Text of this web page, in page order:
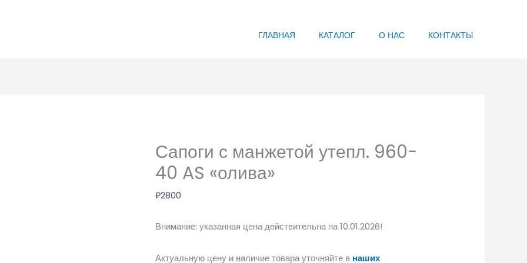
ГЛАВНАЯ КАТАЛОГ О НАС КОНТАКТЫ
Сапоги с манжетой утепл. 960-
40 AS «олива»
₽2800
Внимание: указанная цена действительна на 10.01.2026!
Актуальную цену и наличие товара уточняйте в наших